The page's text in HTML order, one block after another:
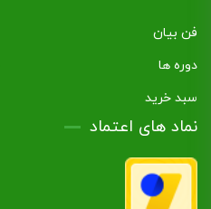
فن بیان
دوره ها
سبد خرید
نماد های اعتماد